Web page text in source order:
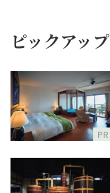
ピックアップ
PR